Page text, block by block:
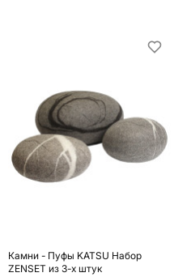
Камни - Пуфы KATSU Набор
ZENSET из 3-х штук